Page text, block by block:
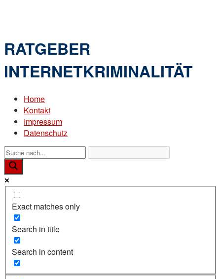
RATGEBER
INTERNETKRIMINALITÄT
Home
Kontakt
Impressum
Datenschutz
Exact matches only
Search in title
Search in content